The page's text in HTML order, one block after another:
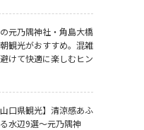
元乃隅神社・角島大橋
観光がおすすめ。混雑
けて快適に楽しむヒン
山口県観光】清涼感あふ
水辺9選～元乃隅神